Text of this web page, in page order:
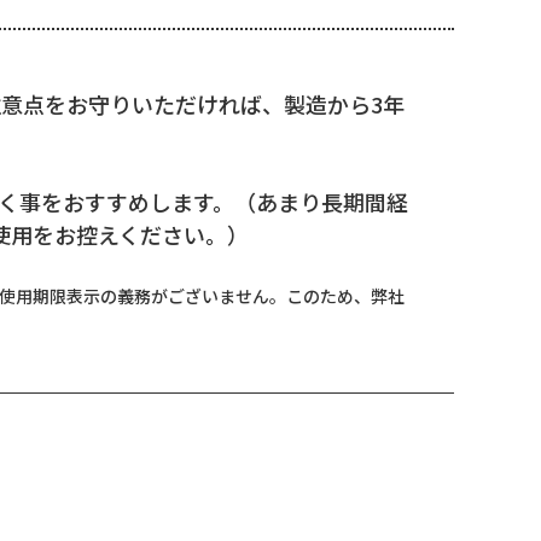
点をお守りいただければ、製造から3年
をおすすめします。
（あまり長期間経
をお控えください。）
用期限表示の義務がございません。このため、弊社